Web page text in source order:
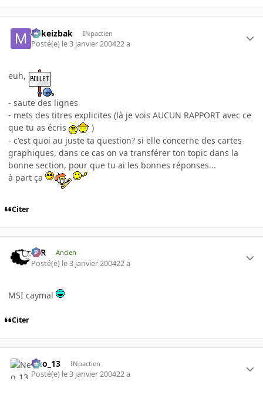
Mikeizbak INpactien
Posté(e) le 3 janvier 200422 a
euh,
- saute des lignes
- mets des titres explicites (là je vois AUCUN RAPPORT avec ce
que tu as écris
)
- c'est quoi au juste ta question? si elle concerne des cartes
graphiques, dans ce cas on va transférer ton topic dans la
bonne section, pour que tu ai les bonnes réponses...
à part ça
Citer
KzR Ancien
Posté(e) le 3 janvier 200422 a
MSI caymal
Citer
Neo_13 INpactien
Posté(e) le 3 janvier 200422 a